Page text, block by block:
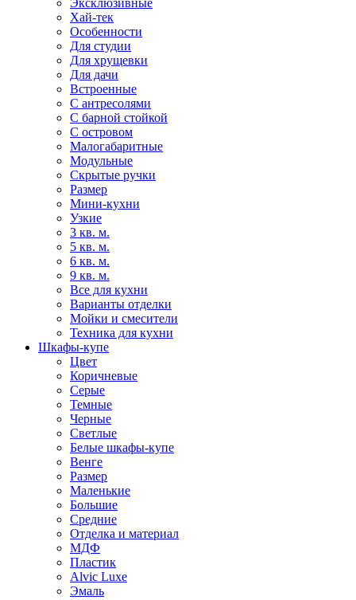
Эксклюзивные
Хай-тек
Особенности
Для студии
Для хрущевки
Для дачи
Встроенные
С антресолями
С барной стойкой
С островом
Малогабаритные
Модульные
Скрытые ручки
Размер
Мини-кухни
Узкие
3 кв. м.
5 кв. м.
6 кв. м.
9 кв. м.
Все для кухни
Варианты отделки
Мойки и смесители
Техника для кухни
Шкафы-купе
Цвет
Коричневые
Серые
Темные
Черные
Светлые
Белые шкафы-купе
Венге
Размер
Маленькие
Большие
Средние
Отделка и материал
МДФ
Пластик
Alvic Luxe
Эмаль